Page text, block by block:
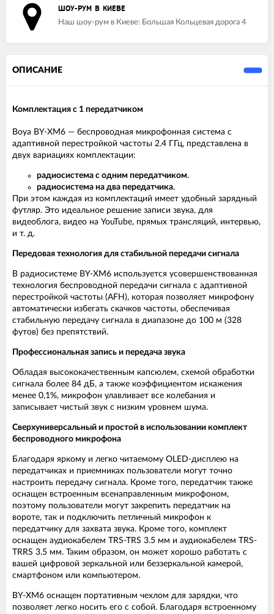
ШОУ-РУМ В КИЕВЕ
Наш шоу-рум в Киеве: Большая Кольцевая дорога 4
ОПИСАНИЕ
Комплектация с 1 передатчиком
Boya BY-XM6 — беспроводная микрофонная система с
адаптивной перестройкой частоты 2.4 ГГц, представлена в
двух вариациях комплектации:
радиосистема с одним передатчиком.
радиосистема на два передатчика.
При этом каждая из комплектаций имеет удобный зарядный
футляр. Это идеальное решение записи звука, для
видеоблога, видео на YouTube, прямых трансляций, интервью,
и т. д.
Передовая технология для стабильной передачи сигнала
В радиосистеме BY-XM6 используется усовершенствованная
технология беспроводной передачи сигнала с адаптивной
перестройкой частоты (AFH), которая позволяет микрофону
автоматически избегать скачков частоты, обеспечивая
стабильную передачу сигнала в диапазоне до 100 м (328
футов) без препятствий.
Профессиональная запись и передача звука
Обладая высококачественным капсюлем, схемой обработки
сигнала более 84 дБ, а также коэффициентом искажения
менее 0,1%, микрофон улавливает все колебания и
записывает чистый звук с низким уровнем шума.
Сверхуниверсальный и простой в использовании комплект
беспроводного микрофона
Благодаря яркому и легко читаемому OLED-дисплею на
передатчиках и приемниках пользователи могут точно
настроить передачу сигнала. Кроме того, передатчик также
оснащен встроенным всенаправленным микрофоном,
поэтому пользователи могут закрепить передатчик на
вороте, так и подключить петличный микрофон к
передатчику для захвата звука. Кроме того, комплект
оснащен аудиокабелем TRS-TRS 3.5 мм и аудиокабелем TRS-
TRRS 3.5 мм. Таким образом, он может хорошо работать с
вашей цифровой зеркальной или беззеркальной камерой,
смартфоном или компьютером.
BY-XM6 оснащен портативным чехлом для зарядки, что
позволяет легко носить его с собой. Благодаря встроенному